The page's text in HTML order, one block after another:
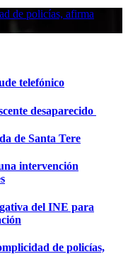
de policías, afirma
telefónico
desaparecido
de Santa Tere
intervención
del INE para
de policías,